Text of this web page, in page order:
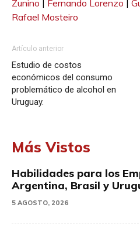
Zunino | Fernando Lorenzo |
Rafael Mosteiro
Artículo anterior
Estudio de costos
económicos del consumo
problemático de alcohol en
Uruguay.
Más Vistos
Habilidades para los
Argentina, Brasil y
5 AGOSTO, 2026